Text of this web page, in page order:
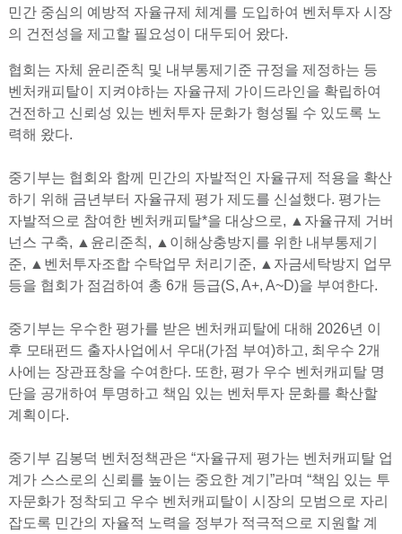
민간 중심의 예방적 자율규제 체계를 도입하여 벤처투자 시장
의 건전성을 제고할 필요성이 대두되어 왔다.
협회는 자체 윤리준칙 및 내부통제기준 규정을 제정하는 등
벤처캐피탈이 지켜야하는 자율규제 가이드라인을 확립하여
건전하고 신뢰성 있는 벤처투자 문화가 형성될 수 있도록 노
력해 왔다.
중기부는 협회와 함께 민간의 자발적인 자율규제 적용을 확산
하기 위해 금년부터 자율규제 평가 제도를 신설했다. 평가는
자발적으로 참여한 벤처캐피탈*을 대상으로, ▲자율규제 거버
넌스 구축, ▲윤리준칙, ▲이해상충방지를 위한 내부통제기
준, ▲벤처투자조합 수탁업무 처리기준, ▲자금세탁방지 업무
등을 협회가 점검하여 총 6개 등급(S, A+, A~D)을 부여한다.
중기부는 우수한 평가를 받은 벤처캐피탈에 대해 2026년 이
후 모태펀드 출자사업에서 우대(가점 부여)하고, 최우수 2개
사에는 장관표창을 수여한다. 또한, 평가 우수 벤처캐피탈 명
단을 공개하여 투명하고 책임 있는 벤처투자 문화를 확산할
계획이다.
중기부 김봉덕 벤처정책관은 “자율규제 평가는 벤처캐피탈 업
계가 스스로의 신뢰를 높이는 중요한 계기”라며 “책임 있는 투
자문화가 정착되고 우수 벤처캐피탈이 시장의 모범으로 자리
잡도록 민간의 자율적 노력을 정부가 적극적으로 지원할 계